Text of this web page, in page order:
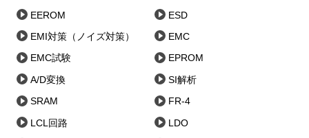
EEROM ESD
EMI対策（ノイズ対策） EMC
EMC試験 EPROM
A/D変換 SI解析
SRAM FR-4
LCL回路 LDO